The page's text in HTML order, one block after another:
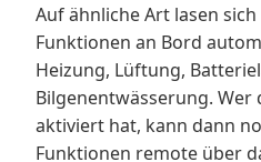
Auf ähnliche Art lasen
Funktionen an Bord
Heizung, Lüftung,
Bilgenentwässerung. Wer
aktiviert hat, kann dann
Funktionen remote über